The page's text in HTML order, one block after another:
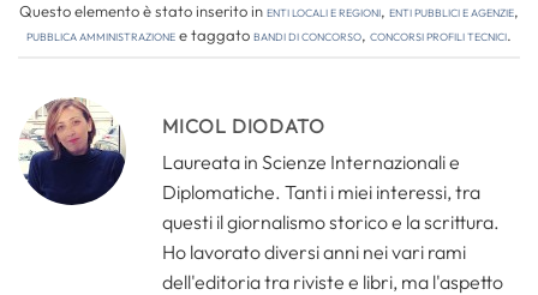
Questo elemento è stato inserito inEnti locali e regioni, Enti pubblici e agenzie,
Pubblica amministrazionee taggatobandi di concorso, concorsi profili tecnici.
MICOL DIODATO
Laureata in Scienze Internazionali e
Diplomatiche. Tanti i miei interessi, tra
questi il giornalismo storico e la scrittura.
Ho lavorato diversi anni nei vari rami
dell'editoria tra riviste e libri, ma l'aspetto